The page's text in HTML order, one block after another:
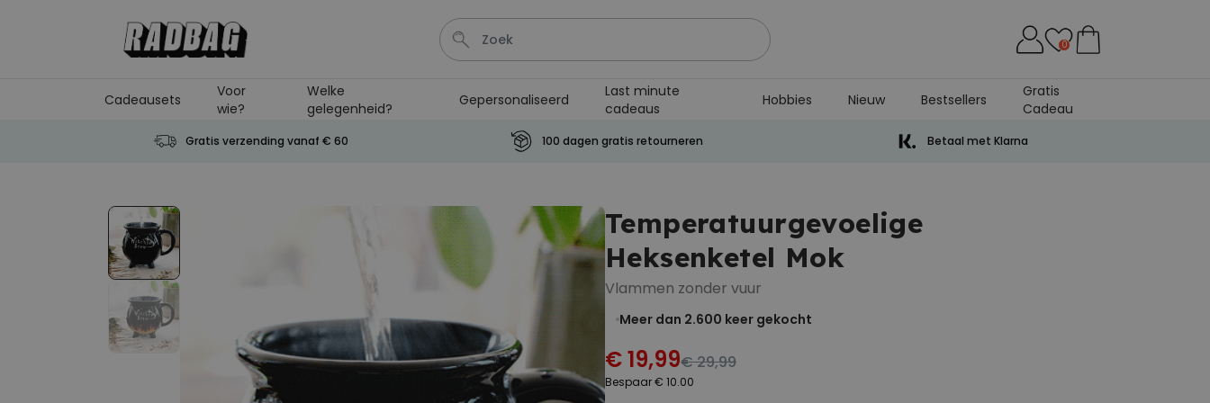
Sokken Deurmat
Aperol Spritz Glas met Naam
Gegraveerd
Meer dan
22.600keer
gekocht
24,99 €
Personaliseerbaar
Gepersonaliseerde tas met
tekst en symbool
34,99 €
0
Cadeausets
Voor
wie?
Welke
gelegenheid?
Gepersonaliseerd
Last minute
cadeaus
Hobbies Nieuw Bestsellers
Gratis
Cadeau
Gratis verzending vanaf € 60 100 dagen gratis retourneren Betaal met Klarna
Temperatuurgevoelige
Heksenketel Mok
Vlammen zonder vuur
Meer dan 2.600 keer gekocht
€ 29,99
€ 19,99
Bespaar € 10.00